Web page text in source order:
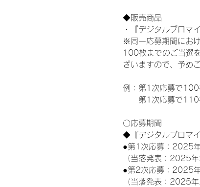
◆販売商品
・『デジタルブロ
※同一応募期間にお
100枚までのご当選
ざいますので、予め
例：第1次応募で
第1次応募で110
〇応募期間
◆『デジタルブロマ
●第1次応募：2025
（当落発表：2025
●第2次応募：2025
（当落発表：2025